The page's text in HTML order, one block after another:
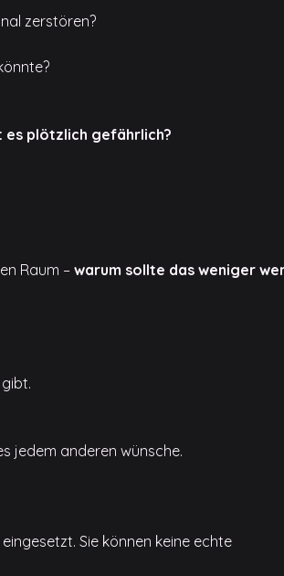
zerstören?
es plötzlich gefährlich?
Raum – warum sollte das weniger
jedem anderen wünsche.
Sie können keine echte